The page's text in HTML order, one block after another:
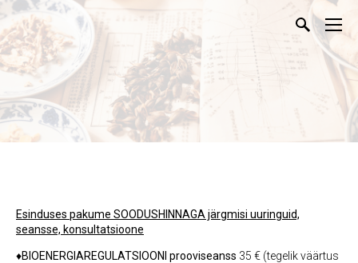
Esinduses pakume SOODUSHINNAGA järgmisi uuringuid,
seansse, konsultatsioone
♦BIOENERGIAREGULATSIOONI prooviseanss 35 € (tegelik väärtus